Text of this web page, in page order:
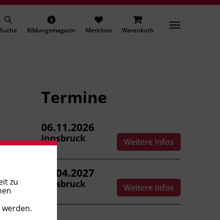
Suche Bildungsmagazin Merkliste Warenkorb
Termine
06.11.2026
Innsbruck Weitere Infos
16.04.2027
Innsbruck Weitere Infos
zu